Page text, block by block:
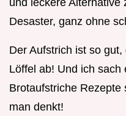
und leckere Alternative
Desaster, ganz ohne
Der Aufstrich ist so
Löffel ab! Und ich sach
Brotaufstriche Rezepte
man denkt!